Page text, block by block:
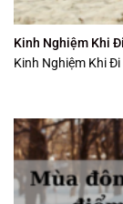
Kinh Nghiệm Khi
Kinh Nghiệm Khi